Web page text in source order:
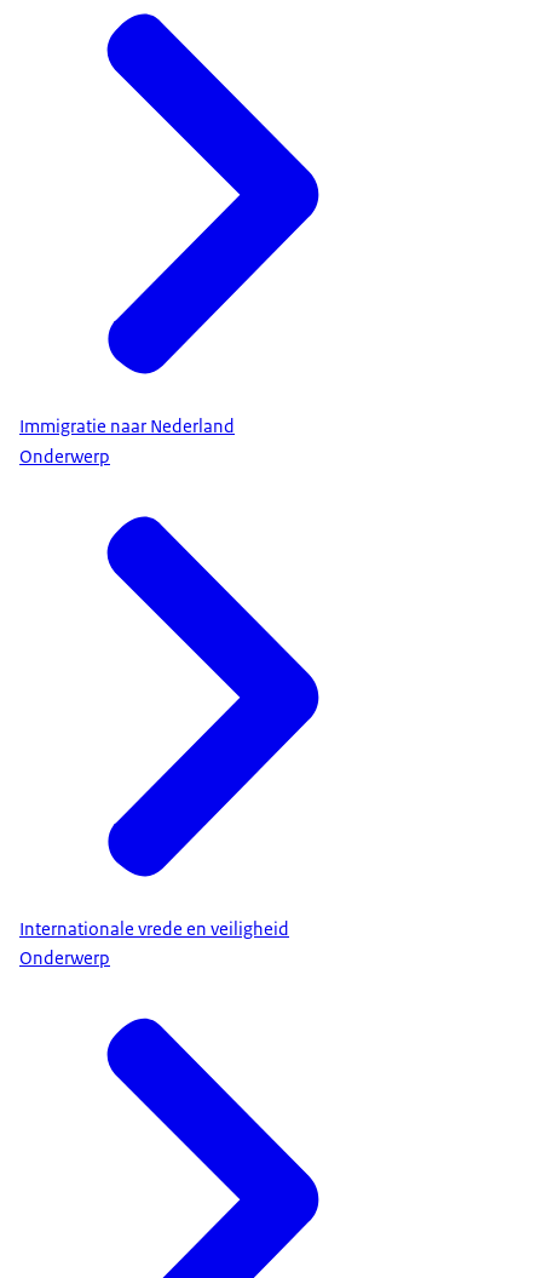
Immigratie naar Nederland
Onderwerp
Internationale vrede en veiligheid
Onderwerp